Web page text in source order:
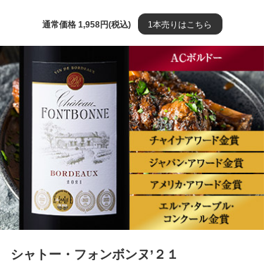
通常価格 1,958円(税込) 1本売りはこちら
シャトー・フォンボンヌ’２１